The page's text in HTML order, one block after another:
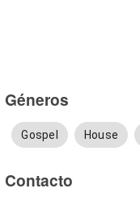
Géneros
Gospel House
Contacto